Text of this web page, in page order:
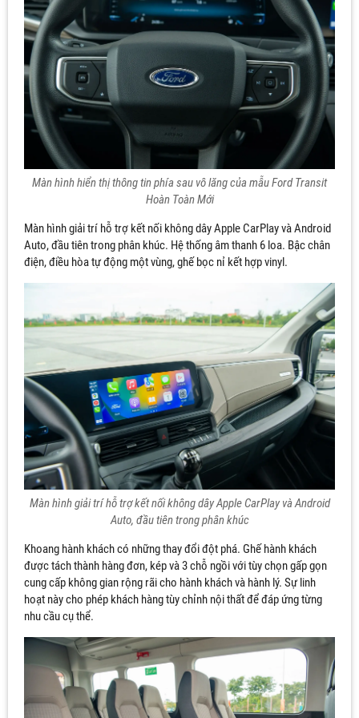
Màn hình hiển thị thông tin phía sau vô lăng của mẫu Ford Transit
Hoàn Toàn Mới
Màn hình giải trí hỗ trợ kết nối không dây Apple CarPlay và Android
Auto, đầu tiên trong phân khúc. Hệ thống âm thanh 6 loa. Bậc chân
điện, điều hòa tự động một vùng, ghế bọc nỉ kết hợp vinyl.
Màn hình giải trí hỗ trợ kết nối không dây Apple CarPlay và Android
Auto, đầu tiên trong phân khúc
Khoang hành khách có những thay đổi đột phá. Ghế hành khách
được tách thành hàng đơn, kép và 3 chỗ ngồi với tùy chọn gấp gọn
cung cấp không gian rộng rãi cho hành khách và hành lý. Sự linh
hoạt này cho phép khách hàng tùy chỉnh nội thất để đáp ứng từng
nhu cầu cụ thể.